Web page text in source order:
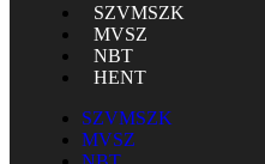
SZVMSZK
MVSZ
NBT
HENT
SZVMSZK
MVSZ